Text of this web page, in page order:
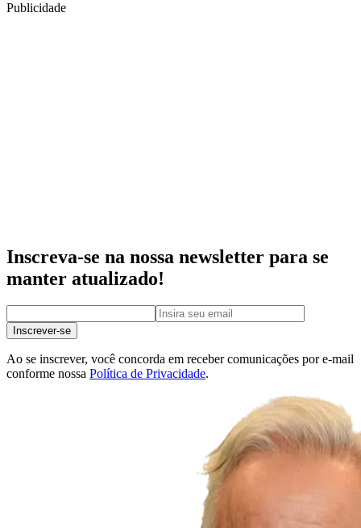
Publicidade
Inscreva-se na nossa newsletter para se
manter atualizado!
Inscrever-se
Ao se inscrever, você concorda em receber comunicações por e-mail
conforme nossa Política de Privacidade.